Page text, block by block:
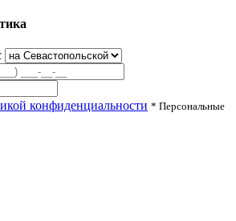
конфиденциальности * Персональные